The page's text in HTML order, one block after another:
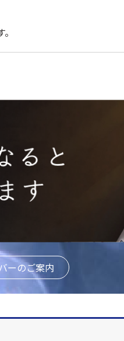
ーのご案内